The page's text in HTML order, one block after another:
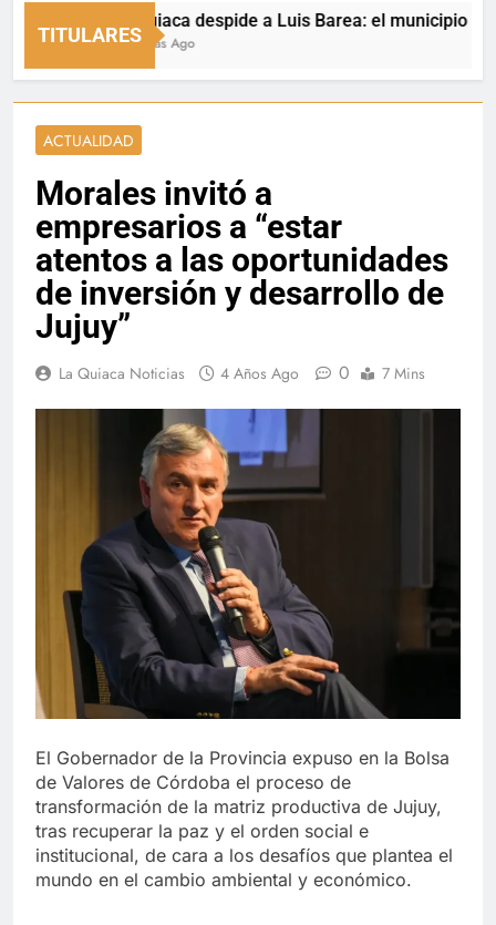
TITULARES
La Quiaca despide a Luis Barea: el municipio
20 Horas Ago
ACTUALIDAD
Morales invitó a
empresarios a “estar
atentos a las oportunidades
de inversión y desarrollo de
Jujuy”
La Quiaca Noticias 4 Años Ago 0 7 Mins
El Gobernador de la Provincia expuso en la Bolsa
de Valores de Córdoba el proceso de
transformación de la matriz productiva de Jujuy,
tras recuperar la paz y el orden social e
institucional, de cara a los desafíos que plantea el
mundo en el cambio ambiental y económico.